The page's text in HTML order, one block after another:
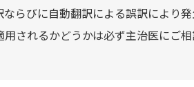
らびに自動翻訳による誤訳により
されるかどうかは必ず主治医にご相